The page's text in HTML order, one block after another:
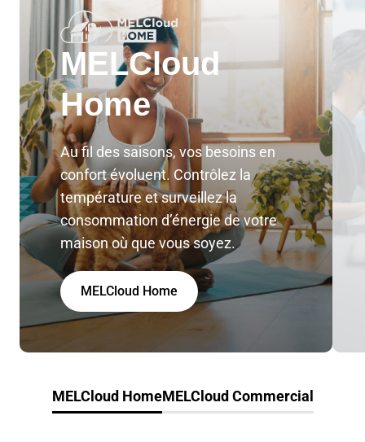
MELCloud
Home
Au fil des saisons, vos besoins en
confort évoluent. Contrôlez la
température et surveillez la
consommation d’énergie de votre
maison où que vous soyez.
MELCloud Home
MELCloud HomeMELCloud Commercial